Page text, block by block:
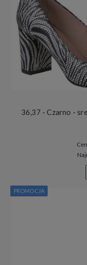
36,37 - Czarno -
PROMOCJA